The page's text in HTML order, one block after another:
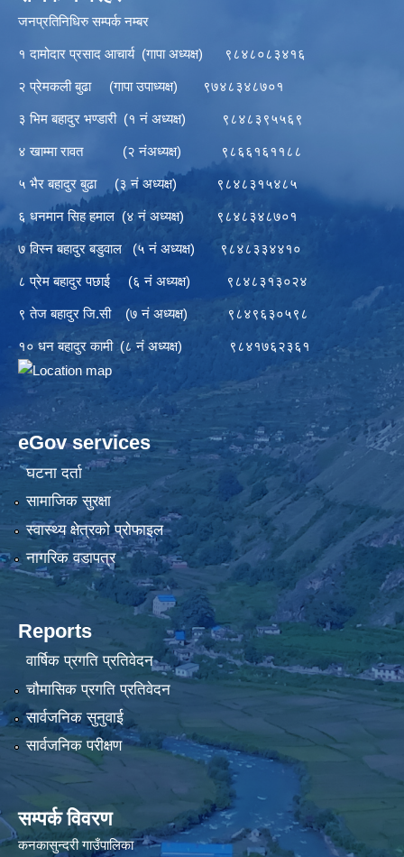
जनप्रतिनिधिरु सम्पर्क नम्बर
१ दामोदार प्रसाद आचार्य (गापा अध्यक्ष) ९८४८०८३४१६
२ प्रेमकली बुढा (गापा उपाध्यक्ष) ९७४८३४८७०१
३ भिम बहादुर भण्डारी (१ नं अध्यक्ष) ९८४८३९५५६९
४ खाम्मा रावत (२ नंअध्यक्ष) ९८६६१६११८८
५ भैर बहादुर बुढा (३ नं अध्यक्ष) ९८४८३१५४८५
६ धनमान सिह हमाल (४ नं अध्यक्ष) ९८४८३४८७०१
७ विस्न बहादुर बडुवाल (५ नं अध्यक्ष) ९८४८३३४४१०
८ प्रेम बहादुर पछाई (६ नं अध्यक्ष) ९८४८३१३०२४
९ तेज बहादुर जि.सी (७ नं अध्यक्ष) ९८४९६३०५९८
१० धन बहादुर कामी (८ नं अध्यक्ष) ९८४१७६२३६१
eGov services
घटना दर्ता
सामाजिक सुरक्षा
स्वास्थ्य क्षेत्रको प्रोफाइल
नागरिक वडापत्र
Reports
वार्षिक प्रगति प्रतिवेदन
चौमासिक प्रगति प्रतिवेदन
सार्वजनिक सुनुवाई
सार्वजनिक परीक्षण
सम्पर्क विवरण
कनकासुन्दरी गाउँपालिका